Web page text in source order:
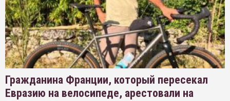
Гражданина Франции, который пересекал
Евразию на велосипеде, арестовали на